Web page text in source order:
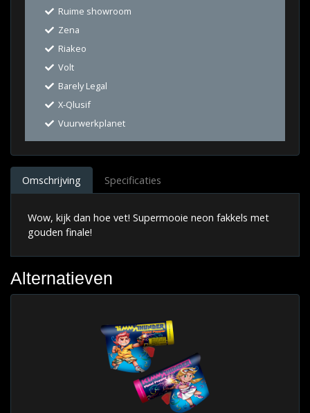
Ruime showroom
Zena
Riakeo
Volt
Barely Legal
X-Qlusif
Vuurwerkplanet
Omschrijving Specificaties
Wow, kijk dan hoe vet! Supermooie neon fakkels met
gouden finale!
Alternatieven